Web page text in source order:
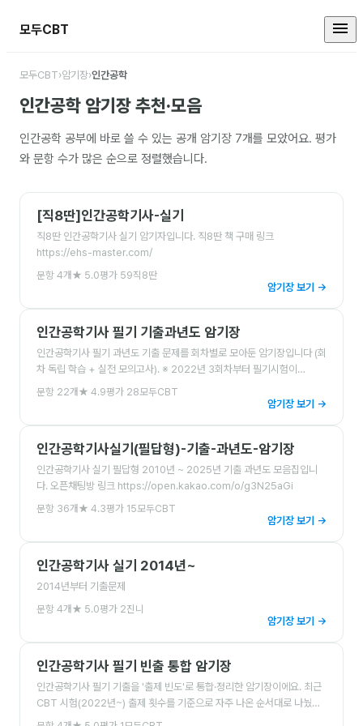
모두CBT
인간공학 암기장 모음
모두CBT›암기장›인간공학
인간공학 암기장 추천·모음
인간공학 공부에 바로 쓸 수 있는 공개 암기장 7개를 모았어요. 평가
와 문항 수가 많은 순으로 정렬했습니다.
[직8딴]인간공학기사-실기
직8딴 인간공학기사 실기 암기자입니다. 직8딴 책 구매 링크
https://ehs-master.com/
문항 4개 ★ 5.0평가 59직8딴
암기장 보기 →
인간공학기사 필기 기출과년도 암기장
인간공학기사 필기 과년도 기출 문제를 회차별로 모아둔 암기장입니다 (회
차 독립 학습 + 실전 모의고사). ※ 2022년 3회차부터 필기시험이
CBT(컴퓨터 기반 시험)로 전환되어 공식 기출이 공개되지 않아, 2022년
3회차 이후 회차는 기출을 기반으로 복원·재구성한 것입니다. 해당 회…
문항 22개 ★ 4.9평가 28모두CBT
암기장 보기 →
인간공학기사실기(필답형)-기출-과년도-암기장
인간공학기사 실기 필답형 2010년 ~ 2025년 기출 과년도 모음집입니
다. 오픈채팅방 링크 https://open.kakao.com/o/g3N25aGi
문항 36개 ★ 4.3평가 15모두CBT
암기장 보기 →
인간공학기사 실기 2014년~
2014년부터 기출문제
문항 4개 ★ 5.0평가 2진니
암기장 보기 →
인간공학기사 필기 빈출 통합 암기장
인간공학기사 필기 기출을 '출제 빈도'로 통합·정리한 암기장이에요. 최근
CBT 시험(2022년~) 출제 횟수를 기준으로 자주 나온 순서대로 나눴어
요. · ⭐ 무조건 나오는 문제 (최근 9회 중 4회 이상 출제) · 자주 / 가끔 나오